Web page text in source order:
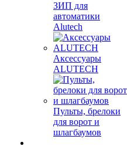
ЗИП для
автоматики
Alutech
Аксессуары
ALUTECH
Пульты, брелоки
для ворот и
шлагбаумов